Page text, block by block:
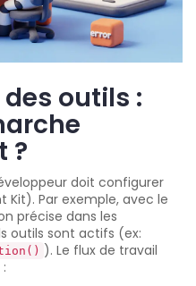
outils :
?
doit configurer
Kit). Par exemple, avec le
précise dans les
outils sont actifs (ex:
). Le flux de travail